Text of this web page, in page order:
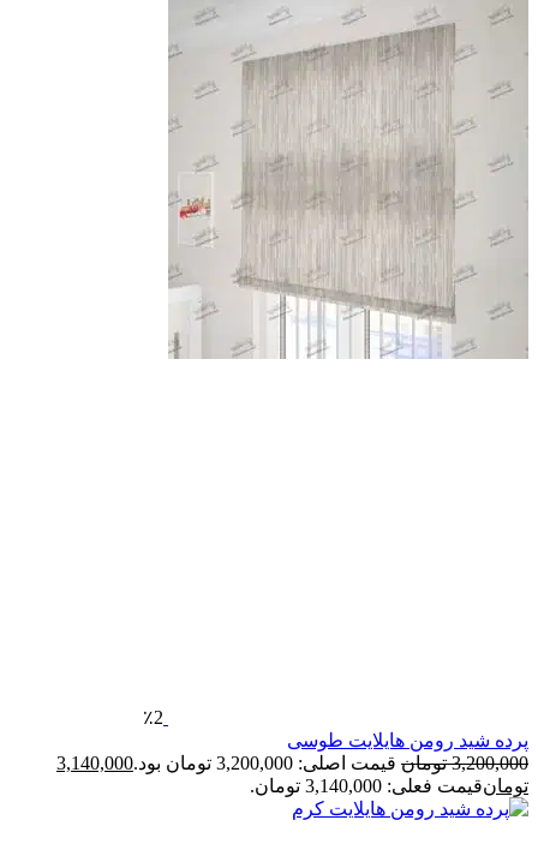
٪2
پرده شید رومن هایلایت طوسی
3,200,000 تومان قیمت اصلی: 3,200,000 تومان بود.
3,140,000
تومانقیمت فعلی: 3,140,000 تومان.